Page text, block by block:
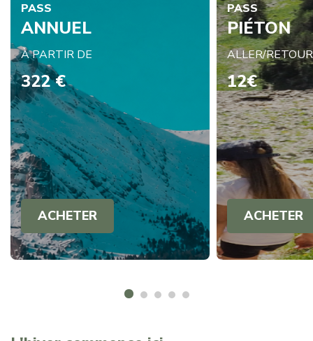
PASS
ANNUEL
À PARTIR DE
322 €
ACHETER
PASS
PIÉTON
ALLER/RETOUR
12€
ACHETER